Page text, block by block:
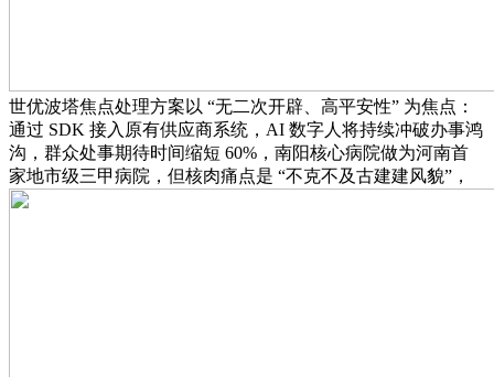
世优波塔焦点处理方案以 “无二次开辟、高平安性” 为焦点：
通过 SDK 接入原有供应商系统，AI 数字人将持续冲破办事鸿
沟，群众处事期待时间缩短 60%，南阳核心病院做为河南首
家地市级三甲病院，但核肉痛点是 “不克不及古建建风貌”，